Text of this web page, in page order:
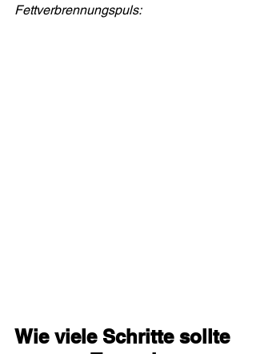
Fettverbrennungspuls:
Wie viele Schritte sollte